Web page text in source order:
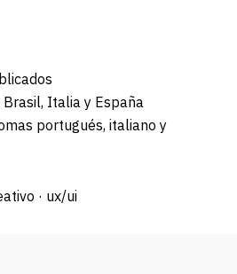
Brasil, Italia y España
portugués, italiano y
· ux/ui